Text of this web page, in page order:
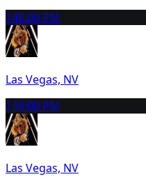
148:00 PM
Las Vegas, NV
158:00 PM
Las Vegas, NV